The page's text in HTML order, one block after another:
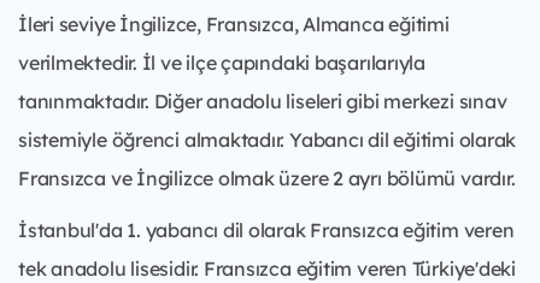
İleri seviye İngilizce, Fransızca, Almanca eğitimi
verilmektedir. İl ve ilçe çapındaki başarılarıyla
tanınmaktadır. Diğer anadolu liseleri gibi merkezi sınav
sistemiyle öğrenci almaktadır. Yabancı dil eğitimi olarak
Fransızca ve İngilizce olmak üzere 2 ayrı bölümü vardır.
İstanbul'da 1. yabancı dil olarak Fransızca eğitim veren
tek anadolu lisesidir. Fransızca eğitim veren Türkiye'deki